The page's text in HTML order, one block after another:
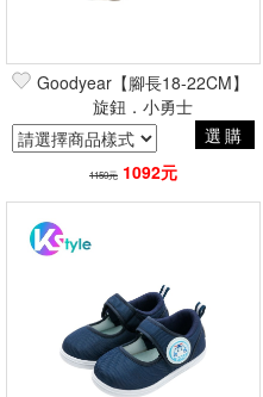
Goodyear【腳長18-22CM】
旋鈕．小勇士
選購
1150元 1092元